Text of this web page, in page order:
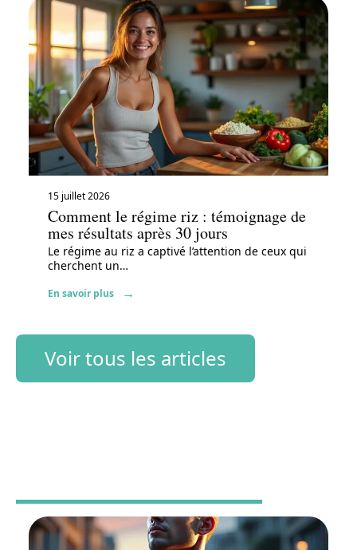
15 juillet 2026
Comment le régime riz : témoignage de
mes résultats après 30 jours
Le régime au riz a captivé l’attention de ceux qui
cherchent un…
En savoir plus
Voir tous les articles